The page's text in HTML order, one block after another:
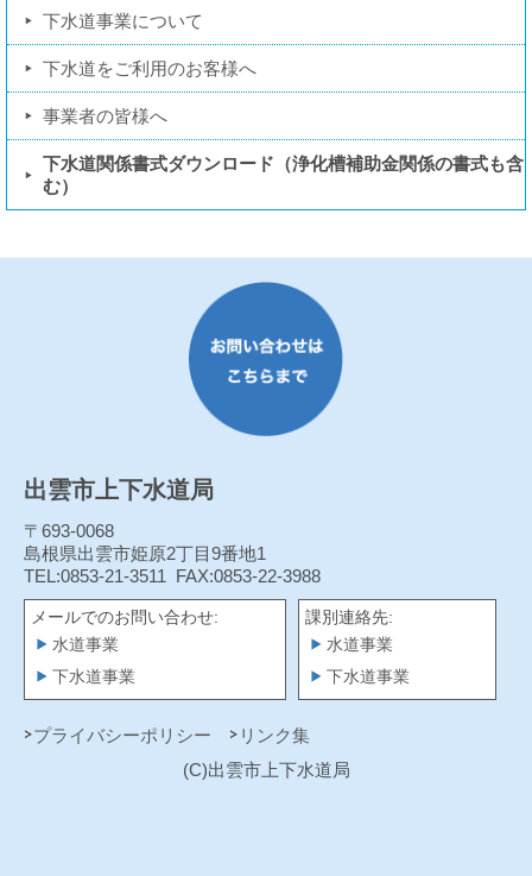
下水道事業について
下水道をご利用のお客様へ
事業者の皆様へ
下水道関係書式ダウンロード（浄化槽補助金関係の書式も含
む）
出雲市上下水道局
〒693-0068
島根県出雲市姫原2丁目9番地1
TEL:0853-21-3511
FAX:0853-22-3988
メールでのお問い合わせ:
水道事業
下水道事業
課別連絡先:
水道事業
下水道事業
プライバシーポリシー
リンク集
(C)出雲市上下水道局